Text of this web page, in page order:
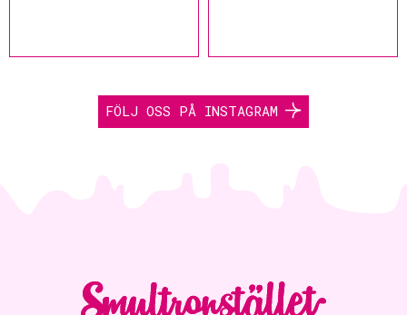
FÖLJ OSS PÅ INSTAGRAM